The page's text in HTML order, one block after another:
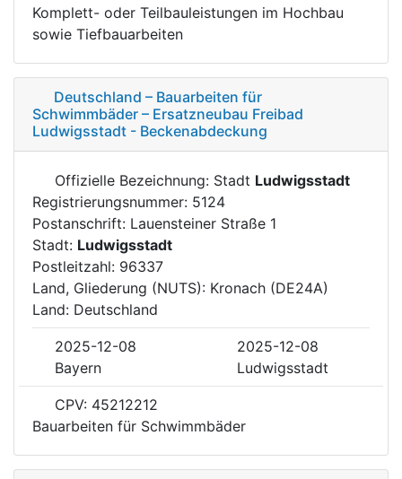
Komplett- oder Teilbauleistungen im Hochbau
sowie Tiefbauarbeiten
Deutschland – Bauarbeiten für
Schwimmbäder – Ersatzneubau Freibad
Ludwigsstadt - Beckenabdeckung
Offizielle Bezeichnung: Stadt Ludwigsstadt
Registrierungsnummer: 5124
Postanschrift: Lauensteiner Straße 1
Stadt: Ludwigsstadt
Postleitzahl: 96337
Land, Gliederung (NUTS): Kronach (DE24A)
Land: Deutschland
2025-12-08
2025-12-08
Bayern
Ludwigsstadt
CPV: 45212212
Bauarbeiten für Schwimmbäder